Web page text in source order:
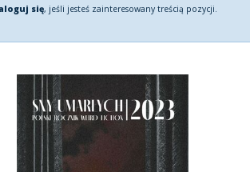
się, jeśli jesteś zainteresowany treścią pozycji.